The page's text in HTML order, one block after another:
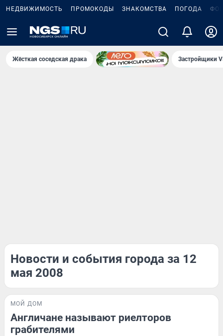
НЕДВИЖИМОСТЬ ПРОМОКОДЫ ЗНАКОМСТВА ПОГОДА
Жёсткая соседская драка Застройщики
Новости и события города за 12
мая 2008
МОЙ ДОМ
Англичане называют риелторов
грабителями